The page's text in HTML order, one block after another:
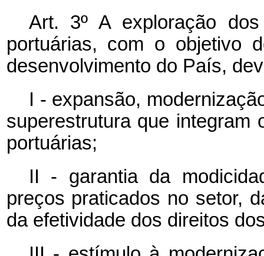
Art. 3º A exploração
portuárias, com o objetivo
desenvolvimento do País,
I - expansão,
superestrutura que integram
portuárias;
II - garantia da
preços praticados no setor,
da efetividade dos direitos